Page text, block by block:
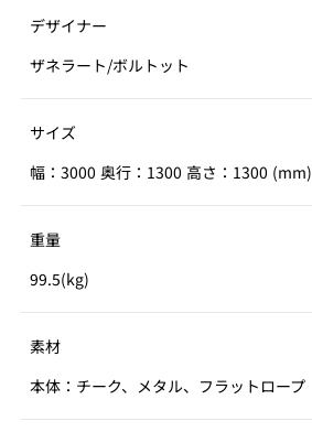
デザイナー
ザネラート/ボルトット
サイズ
幅：3000 奥行：1300 高さ：1300 (mm)
重量
99.5(kg)
素材
本体：チーク、メタル、フラットロープ